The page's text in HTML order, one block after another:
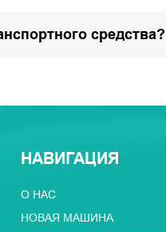
средства?
НАВИГАЦИЯ
О НАС
НОВАЯ МАШИНА